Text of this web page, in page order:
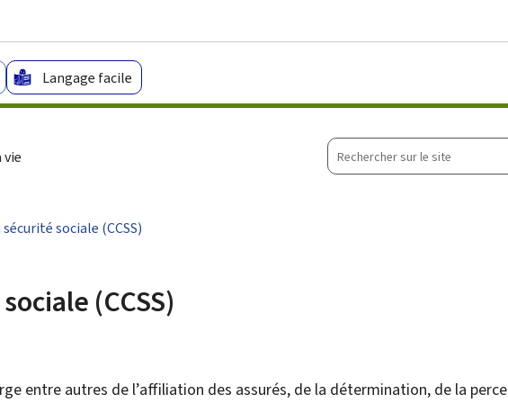
Langage facile
vie
Rechercher
sur
sociale (CCSS)
(CCSS)
entre autres de l’affiliation des assurés, de la détermination, de la